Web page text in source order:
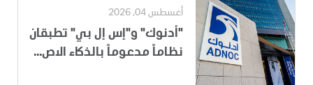
أغسطس 04, 2026
"أدنوك" و"إس إل بي" تطبقان
نظاماً مدعوماً بالذكاء الاص...